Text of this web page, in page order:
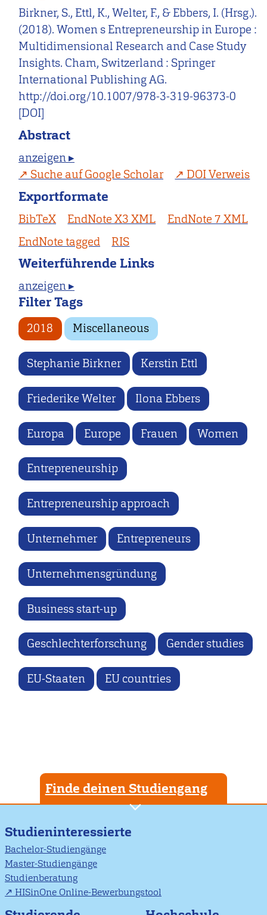
Birkner, S., Ettl, K., Welter, F., & Ebbers, I. (Hrsg.).
(2018). Women s Entrepreneurship in Europe :
Multidimensional Research and Case Study
Insights. Cham, Switzerland : Springer
International Publishing AG.
http://doi.org/10.1007/978-3-319-96373-0
[DOI]
Abstract
anzeigen ▸
Suche auf Google Scholar
DOI Verweis
Exportformate
BibTeX EndNote X3 XML
EndNote 7 XML
EndNote tagged
RIS
Weiterführende Links
anzeigen ▸
Filter Tags
2018 Miscellaneous
Stephanie Birkner Kerstin Ettl
Friederike Welter Ilona Ebbers
Europa Europe Frauen Women
Entrepreneurship
Entrepreneurship approach
Unternehmer Entrepreneurs
Unternehmensgründung
Business start-up
Geschlechterforschung Gender studies
EU-Staaten EU countries
Finde deinen Studiengang
Studieninteressierte
Bachelor-Studiengänge
Master-Studiengänge
Studienberatung
HISinOne Online-Bewerbungstool